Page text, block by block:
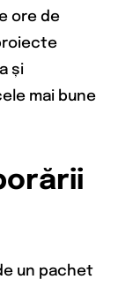
ore de
și
mai bune
un pachet